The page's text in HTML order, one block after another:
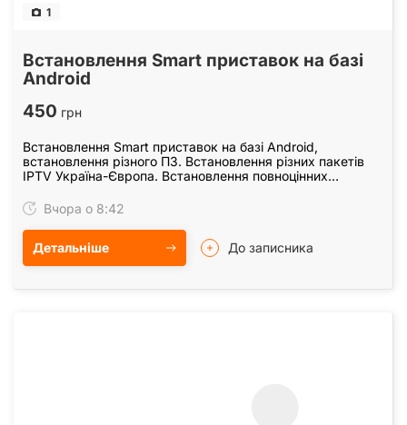
1
Встановлення Smart приставок на базі
Android
450 грн
Встановлення Smart приставок на базі Android,
встановлення різного ПЗ. Встановлення різних пакетів
IPTV Україна-Європа. Встановлення повноцінних
Вчора о 8:42
Детальніше До записника